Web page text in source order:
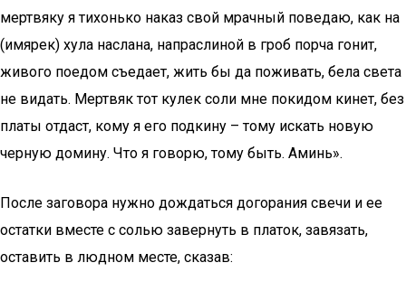
мертвяку я тихонько наказ свой мрачный поведаю, как на
(имярек) хула наслана, напраслиной в гроб порча гонит,
живого поедом съедает, жить бы да поживать, бела света
не видать. Мертвяк тот кулек соли мне покидом кинет, без
платы отдаст, кому я его подкину – тому искать новую
черную домину. Что я говорю, тому быть. Аминь».
После заговора нужно дождаться догорания свечи и ее
остатки вместе с солью завернуть в платок, завязать,
оставить в людном месте, сказав: